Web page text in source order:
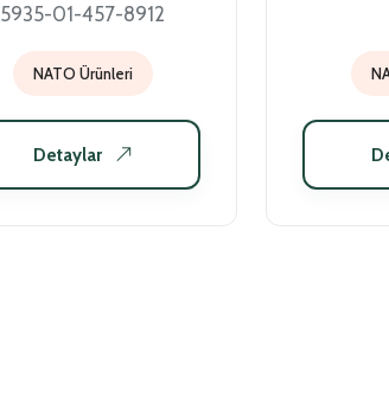
5935-01-457-8912
NATO Ürünleri
Detaylar